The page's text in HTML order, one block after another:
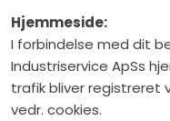
Hjemmeside:
I forbindelse med dit
Industriservice ApSs
trafik bliver registreret
vedr. cookies.